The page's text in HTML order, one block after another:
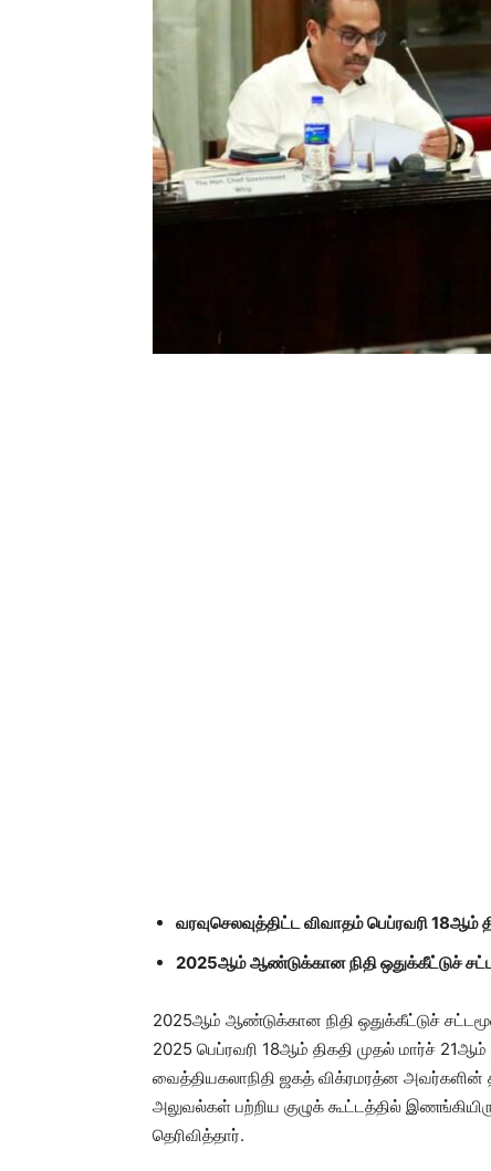
வரவுசெலவுத்திட்ட விவாதம் பெப்ரவரி
2025ஆம் ஆண்டுக்கான நிதி ஒதுக்கீட்டுச்
2025ஆம் ஆண்டுக்கான நிதி ஒதுக்கீட்டுச்
2025 பெப்ரவரி 18ஆம் திகதி முதல் மார்ச்
வைத்தியகலாநிதி ஜகத் விக்ரமரத்ன அவர்களின்
அலுவல்கள் பற்றிய குழுக் கூட்டத்தில்
தெரிவித்தார்.